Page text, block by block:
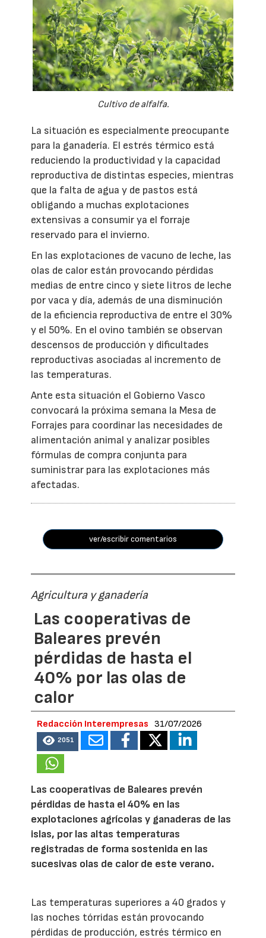
Cultivo de alfalfa.
La situación es especialmente preocupante
para la ganadería. El estrés térmico está
reduciendo la productividad y la capacidad
reproductiva de distintas especies, mientras
que la falta de agua y de pastos está
obligando a muchas explotaciones
extensivas a consumir ya el forraje
reservado para el invierno.
En las explotaciones de vacuno de leche, las
olas de calor están provocando pérdidas
medias de entre cinco y siete litros de leche
por vaca y día, además de una disminución
de la eficiencia reproductiva de entre el 30%
y el 50%. En el ovino también se observan
descensos de producción y dificultades
reproductivas asociadas al incremento de
las temperaturas.
Ante esta situación el Gobierno Vasco
convocará la próxima semana la Mesa de
Forrajes para coordinar las necesidades de
alimentación animal y analizar posibles
fórmulas de compra conjunta para
suministrar para las explotaciones más
afectadas.
ver/escribir comentarios
Agricultura y ganadería
Las cooperativas de
Baleares prevén
pérdidas de hasta el
40% por las olas de
calor
Redacción Interempresas 31/07/2026
2051
Las cooperativas de Baleares prevén
pérdidas de hasta el 40% en las
explotaciones agrícolas y ganaderas de las
islas, por las altas temperaturas
registradas de forma sostenida en las
sucesivas olas de calor de este verano.
Las temperaturas superiores a 40 grados y
las noches tórridas están provocando
pérdidas de producción, estrés térmico en